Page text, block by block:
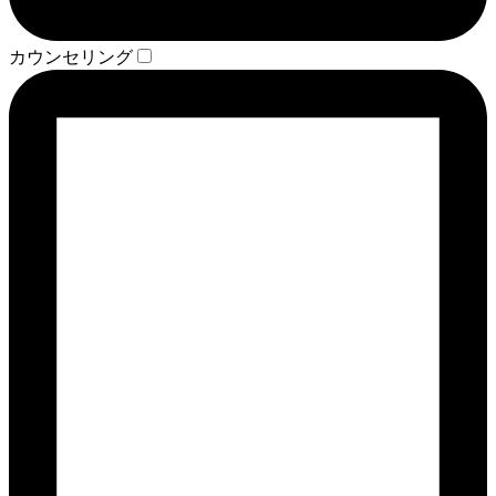
カウンセリング